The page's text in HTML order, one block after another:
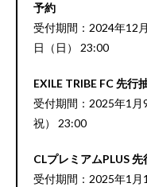
予約
受付期間：2024年12
日（日） 23:00
EXILE TRIBE FC 先行
受付期間：2025年1月
祝） 23:00
CLプレミアムPLUS
受付期間：2025年1月